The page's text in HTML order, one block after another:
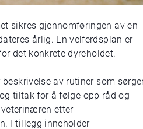
sikres gjennomføringen av en
årlig. En velferdsplan er
det konkrete dyreholdet.
av rutiner som
tiltak for å følge opp råd og
etter
I tillegg inneholder